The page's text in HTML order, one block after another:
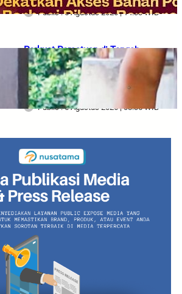
Publis : 5 Agustus 2026 | 14:33 WIB
Perkuat Persatuan di Tengah
Arus Digitalisasi, Gubernur
Khofifah Serukan Semangat Jogo
Jatim
Publis : 5 Agustus 2026 | 08:35 WIB